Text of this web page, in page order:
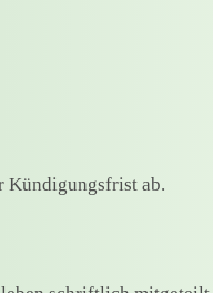
Kündigungsfrist ab.